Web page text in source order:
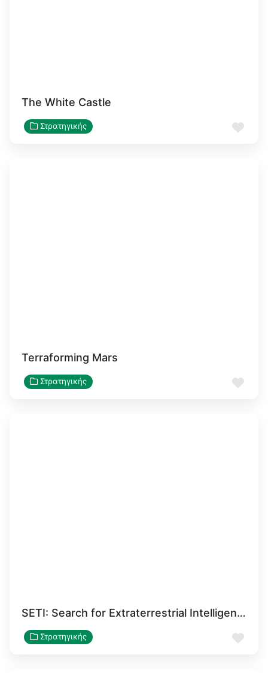
The White Castle
Στρατηγικής
Terraforming Mars
Στρατηγικής
SETI: Search for Extraterrestrial Intelligence
Στρατηγικής